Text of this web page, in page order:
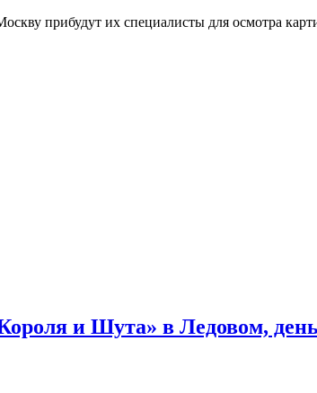
прибудут их специалисты для осмотра
и Шута» в Ледовом,